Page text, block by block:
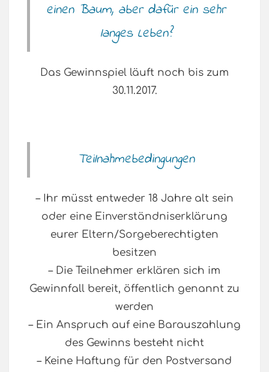
einen Baum, aber dafür ein sehr
langes Leben?
Das Gewinnspiel läuft noch bis zum
30.11.2017.
Teilnahmebedingungen
– Ihr müsst entweder 18 Jahre alt sein
oder eine Einverständniserklärung
eurer Eltern/Sorgeberechtigten
besitzen
– Die Teilnehmer erklären sich im
Gewinnfall bereit, öffentlich genannt zu
werden
– Ein Anspruch auf eine Barauszahlung
des Gewinns besteht nicht
– Keine Haftung für den Postversand